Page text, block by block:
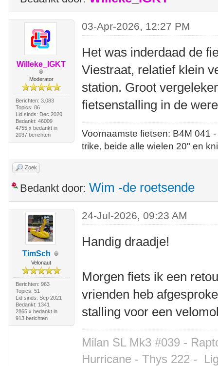
Willeke_IGKT
Moderator
Berichten: 3.083
Topics: 86
Lid sinds: Dec 2020
Bedankt: 46009
4755 x bedankt in
2037 berichten
03-Apr-2026, 12:27 PM
Het was inderdaad de
Viestraat, relatief klein
station. Groot
fietsenstalling in de
Voornaamste fietsen: B4M
trike, beide alle wielen 20" en
Zoek
Bedankt door: Wim -de roetsende
TimSch
Velonaut
Berichten: 963
Topics: 51
Lid sinds: Sep 2021
Bedankt: 1341
2865 x bedankt in
913 berichten
24-Jul-2026, 09:23 AM
Handig draadje!
Morgen fiets ik een
vrienden heb
stalling voor een
Milan SL Mk3 #039 -
Hurricane - Thys 222 -